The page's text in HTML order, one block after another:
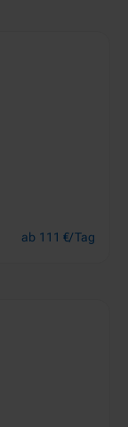
ab 111 €/Tag